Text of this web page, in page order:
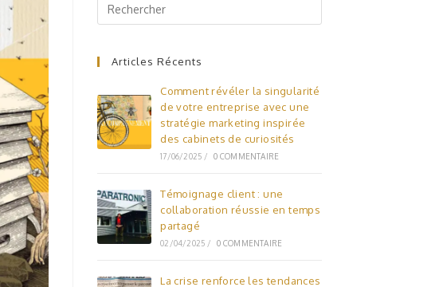
Articles Récents
Comment révéler la singularité
de votre entreprise avec une
stratégie marketing inspirée
des cabinets de curiosités
17/06/2025 / 0 COMMENTAIRE
Témoignage client : une
collaboration réussie en temps
partagé
02/04/2025 / 0 COMMENTAIRE
La crise renforce les tendances